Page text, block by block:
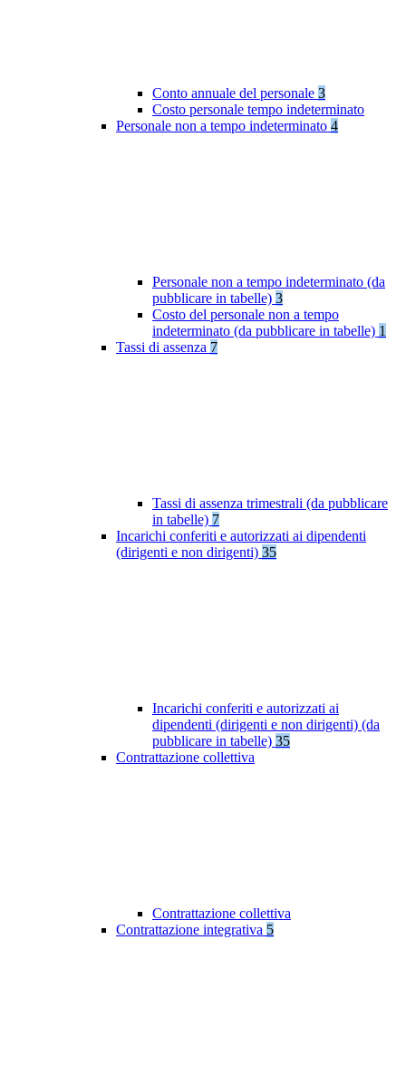
Conto annuale del personale 3
Costo personale tempo indeterminato
Personale non a tempo indeterminato 4
Personale non a tempo indeterminato (da
pubblicare in tabelle) 3
Costo del personale non a tempo
indeterminato (da pubblicare in tabelle) 1
Tassi di assenza 7
Tassi di assenza trimestrali (da pubblicare
in tabelle) 7
Incarichi conferiti e autorizzati ai dipendenti
(dirigenti e non dirigenti) 35
Incarichi conferiti e autorizzati ai
dipendenti (dirigenti e non dirigenti) (da
pubblicare in tabelle) 35
Contrattazione collettiva
Contrattazione collettiva
Contrattazione integrativa 5